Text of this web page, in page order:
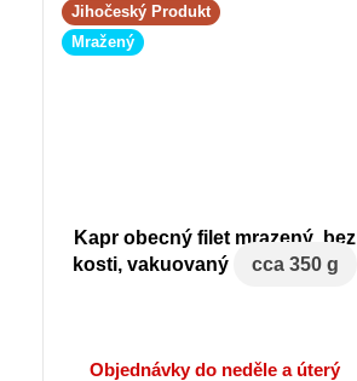
Jihočeský Produkt
Mražený
Kapr obecný filet mrazený, bez
kosti, vakuovaný
cca 350 g
Objednávky do neděle a úterý